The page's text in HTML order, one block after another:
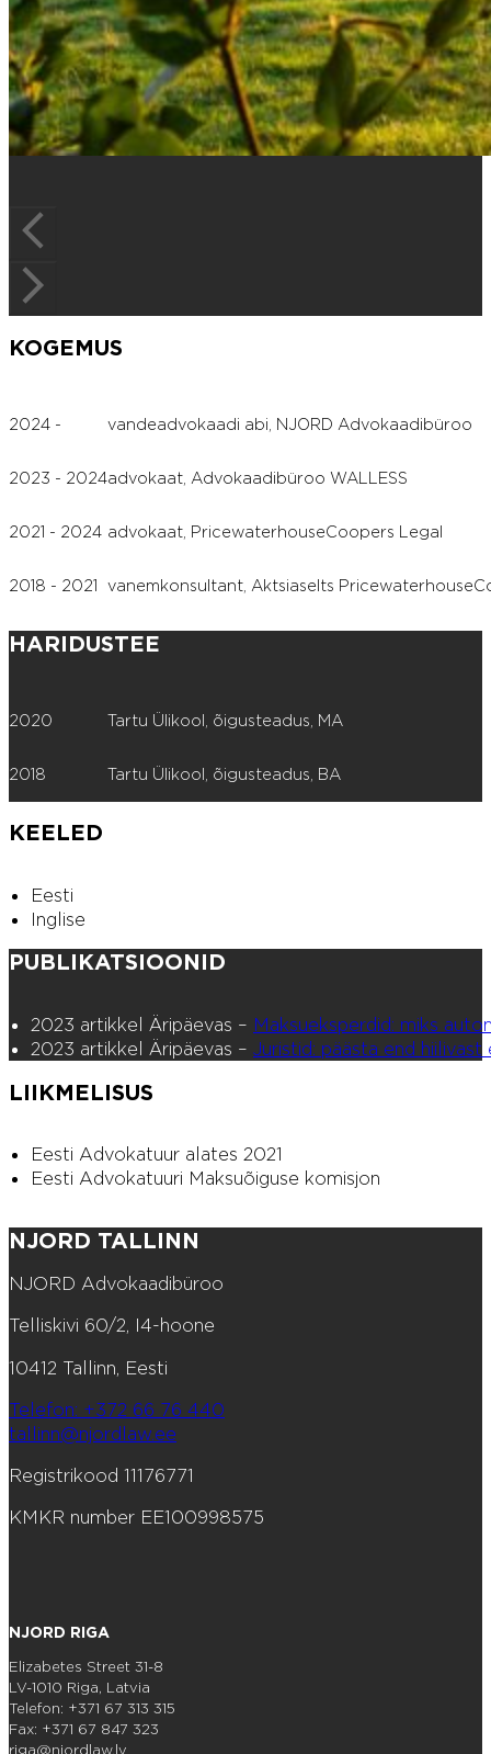
KOGEMUS
2024 - vandeadvokaadi abi, NJORD Advokaadibüroo
2023 - 2024advokaat, Advokaadibüroo WALLESS
2021 - 2024 advokaat, PricewaterhouseCoopers Legal
2018 - 2021 vanemkonsultant, Aktsiaselts
HARIDUSTEE
2020 Tartu Ülikool, õigusteadus, MA
2018 Tartu Ülikool, õigusteadus, BA
KEELED
Eesti
Inglise
PUBLIKATSIOONID
2023 artikkel Äripäevas – Maksueksperdid: miks
2023 artikkel Äripäevas – Juristid: päästa end
LIIKMELISUS
Eesti Advokatuur alates 2021
Eesti Advokatuuri Maksuõiguse komisjon
NJORD TALLINN
NJORD Advokaadibüroo
Telliskivi 60/2, I4-hoone
10412 Tallinn, Eesti
Telefon: +372 66 76 440
tallinn@njordlaw.ee
Registrikood 11176771
KMKR number EE100998575
NJORD RIGA
Elizabetes Street 31-8
LV-1010 Riga, Latvia
Telefon: +371 67 313 315
Fax: +371 67 847 323
riga@njordlaw.lv